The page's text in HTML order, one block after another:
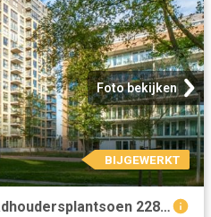
Foto bekijken
BIJGEWERKT
apartment for rent in Stadhoudersplantsoen 228 F 2517SK Den Haag Stadhoudersplantsoen Den Haag